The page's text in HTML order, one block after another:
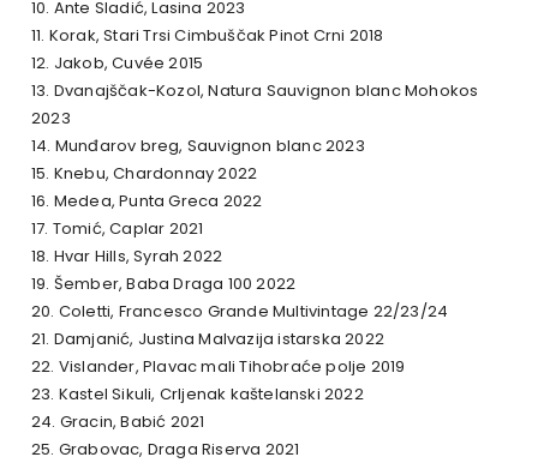
10. Ante Sladić, Lasina 2023
11. Korak, Stari Trsi Cimbuščak Pinot Crni 2018
12. Jakob, Cuvée 2015
13. Dvanajščak-Kozol, Natura Sauvignon blanc Mohokos
2023
14. Munđarov breg, Sauvignon blanc 2023
15. Knebu, Chardonnay 2022
16. Medea, Punta Greca 2022
17. Tomić, Caplar 2021
18. Hvar Hills, Syrah 2022
19. Šember, Baba Draga 100 2022
20. Coletti, Francesco Grande Multivintage 22/23/24
21. Damjanić, Justina Malvazija istarska 2022
22. Vislander, Plavac mali Tihobraće polje 2019
23. Kastel Sikuli, Crljenak kaštelanski 2022
24. Gracin, Babić 2021
25. Grabovac, Draga Riserva 2021